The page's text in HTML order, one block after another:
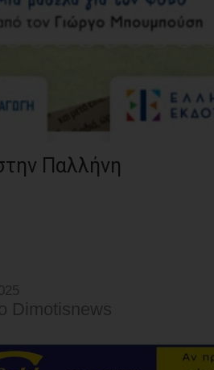
Παλλήνη
Dimotisnews